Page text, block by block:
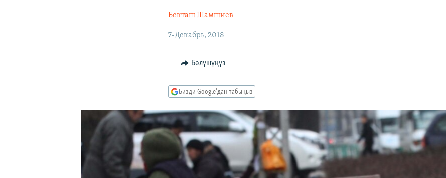
Бекташ Шамшиев
7-Декабрь, 2018
Бөлүшүңүз
Бизди Google'дан табыңыз